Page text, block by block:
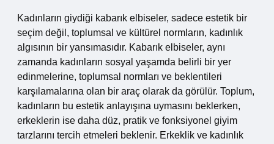
Kadınların giydiği kabarık elbiseler, sadece estetik bir
seçim değil, toplumsal ve kültürel normların, kadınlık
algısının bir yansımasıdır. Kabarık elbiseler, aynı
zamanda kadınların sosyal yaşamda belirli bir yer
edinmelerine, toplumsal normları ve beklentileri
karşılamalarına olan bir araç olarak da görülür. Toplum,
kadınların bu estetik anlayışına uymasını beklerken,
erkeklerin ise daha düz, pratik ve fonksiyonel giyim
tarzlarını tercih etmeleri beklenir. Erkeklik ve kadınlık